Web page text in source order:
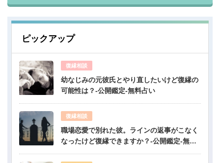
ピックアップ
復縁相談
幼なじみの元彼氏とやり直したいけど復縁の
可能性は？-公開鑑定-無料占い
復縁相談
職場恋愛で別れた彼。ラインの返事がこなく
なったけど復縁できますか？-公開鑑定-無料